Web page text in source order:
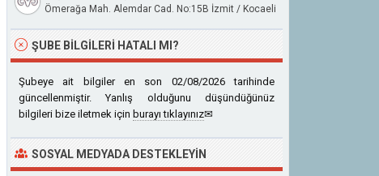
Ömerağa Mah. Alemdar Cad. No:15B İzmit / Kocaeli
ŞUBE BILGILERI HATALI MI?
Şubeye ait bilgiler en son 02/08/2026 tarihinde
güncellenmiştir. Yanlış olduğunu düşündüğünüz
bilgileri bize iletmek için burayı tıklayınız✉
SOSYAL MEDYADA DESTEKLEYIN